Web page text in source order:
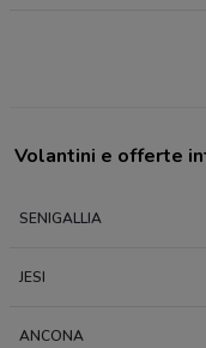
Volantini e offerte
SENIGALLIA
JESI
ANCONA